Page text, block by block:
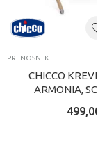
PRENOSNI KREVETIĆI
CHICCO
ARMONIA,
499,00